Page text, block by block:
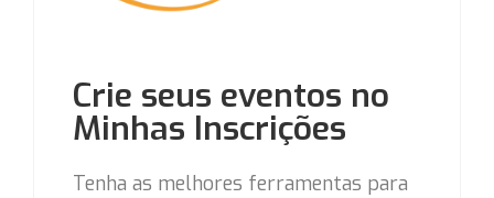
Crie seus eventos no
Minhas Inscrições
Tenha as melhores ferramentas para